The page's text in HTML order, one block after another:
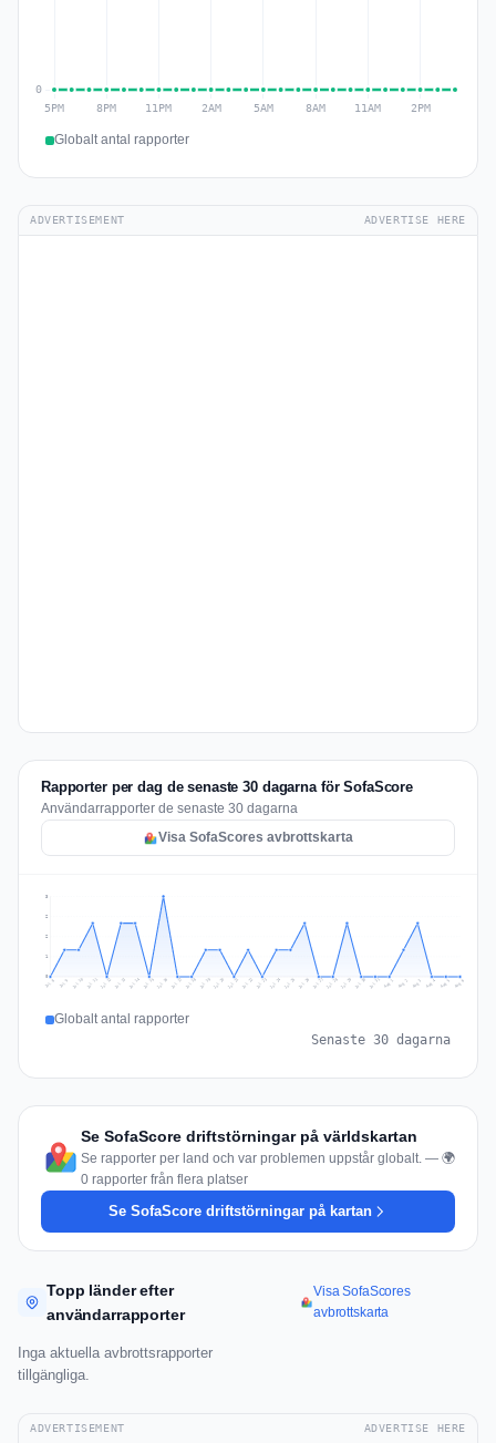
Globalt antal rapporter
ADVERTISEMENT ADVERTISE HERE
Rapporter per dag de senaste 30 dagarna för SofaScore
Användarrapporter de senaste 30 dagarna
Visa SofaScores avbrottskarta
1
2
2
3
Jul 8 Jul 9 Jul 10 Jul 11 Jul 12 Jul 13 Jul 14 Jul 15 Jul 16 Jul 17 Jul 18 Jul 19 Jul 20 Jul 21 Jul 22 Jul 23 Jul 24 Jul 25 Jul 26 Jul 27 Jul 28 Jul 29 Jul 30 Jul 31 Aug 1 Aug 2 Aug 3 Aug 4 Aug 5 Aug 6
Globalt antal rapporter
Senaste 30 dagarna
Se SofaScore driftstörningar på världskartan
Se rapporter per land och var problemen uppstår globalt. — 🌍
0 rapporter från flera platser
Se SofaScore driftstörningar på kartan
Topp länder efter
användarrapporter
Visa SofaScores
avbrottskarta
Inga aktuella avbrottsrapporter
tillgängliga.
ADVERTISEMENT ADVERTISE HERE